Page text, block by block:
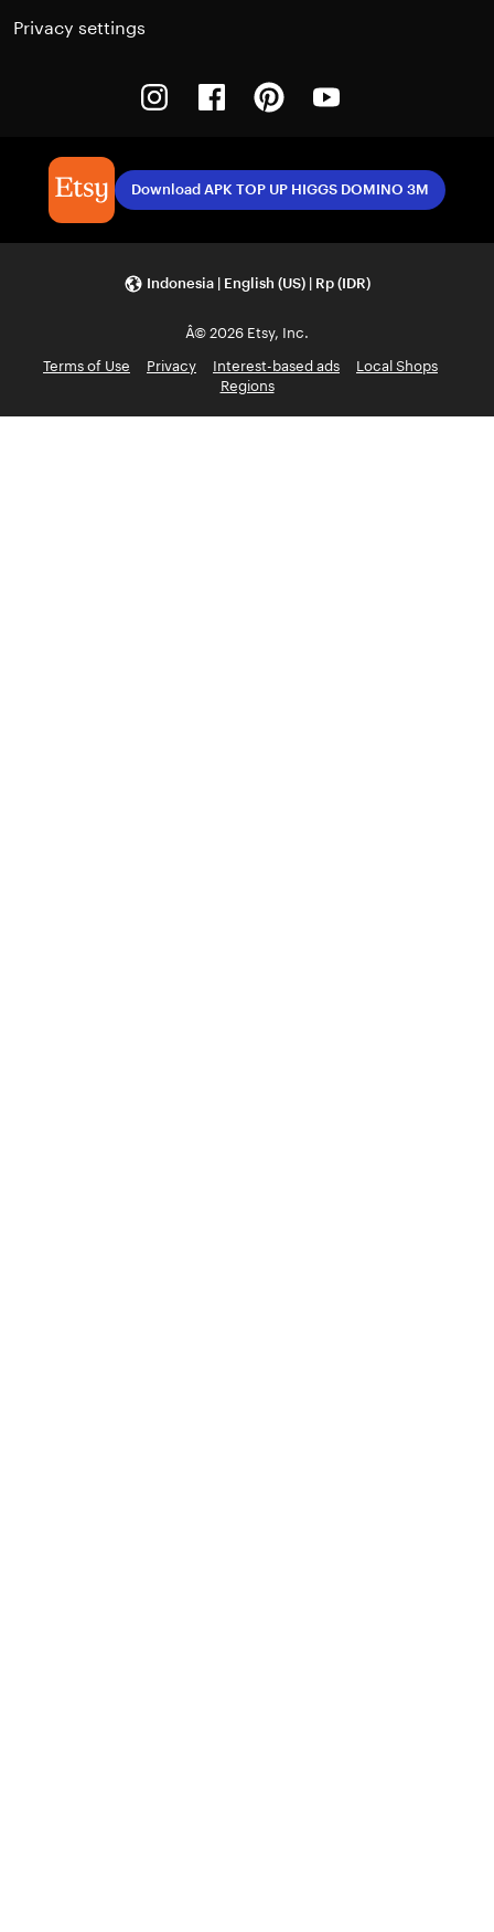
Privacy settings
InstagramFacebookPinterest
Download APK TOP UP HIGGS DOMINO 3M
Indonesia | English (US) | Rp (IDR)
Â© 2026 Etsy, Inc.
Terms of Use
Privacy Interest-based ads
Local Shops
Regions